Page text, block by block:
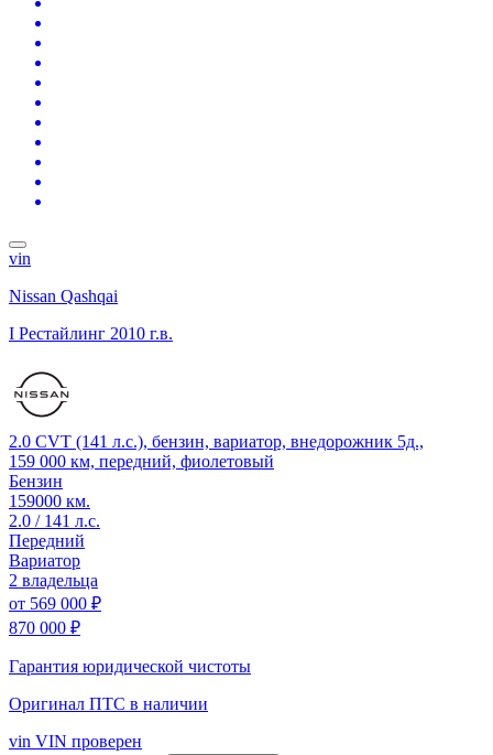
vin
Nissan Qashqai
I Рестайлинг 2010 г.в.
2.0 CVT (141 л.с.), бензин, вариатор, внедорожник 5д.,
159 000 км, передний, фиолетовый
Бензин
159000 км.
2.0 / 141 л.с.
Передний
Вариатор
2 владельца
от 569 000 ₽
870 000 ₽
Гарантия юридической чистоты
Оригинал ПТС в наличии
vin VIN проверен